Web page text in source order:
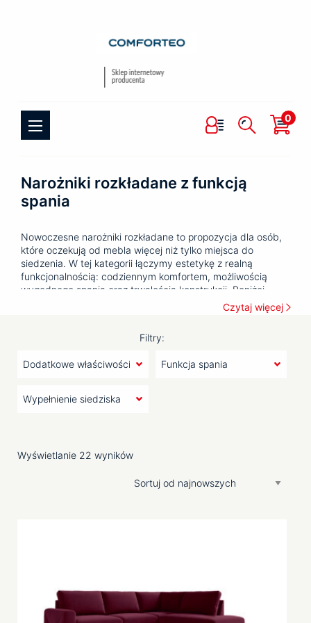
0
Narożniki rozkładane z funkcją
spania
Nowoczesne narożniki rozkładane to propozycja dla osób,
które oczekują od mebla więcej niż tylko miejsca do
siedzenia. W tej kategorii łączymy estetykę z realną
funkcjonalnością: codziennym komfortem, możliwością
wygodnego spania oraz trwałością konstrukcji. Poniżej
znajdziesz informacje o tym,jak działają narożniki
rozkładane, czym różnią się dostępne w ofercie rozwiązania
dopasowany do Twoich potrzeb.
Narożniki rozkładane –
użytkowania
spania – komfort snu w codziennym
użytkowaniu
Narożniki rozkładane – materiały i
Narożniki rozkładane z funkcją
Czytaj więcej
Filtry:
Wyświetlanie 22 wyników